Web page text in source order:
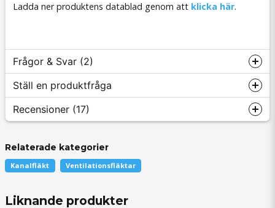
Ladda ner produktens datablad genom att klicka här.
Frågor & Svar (2)
Per frågadeför 4 månader sedan
plattan?
Butiken svarade
Ställ en produktfråga
question
Fråga oss något om denna produkten...
Recensioner (17)
Mats
Relaterade kategorier
Kanalfläkt Ventilationsfläktar
Liknande produkter